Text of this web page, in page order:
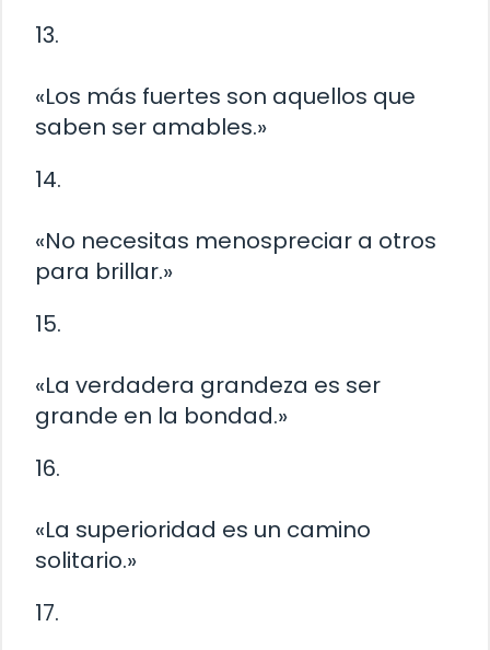
13.
«Los más fuertes son aquellos que
saben ser amables.»
14.
«No necesitas menospreciar a otros
para brillar.»
15.
«La verdadera grandeza es ser
grande en la bondad.»
16.
«La superioridad es un camino
solitario.»
17.